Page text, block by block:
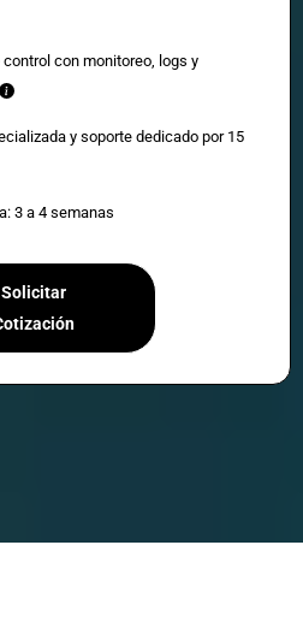
con monitoreo, logs y
y soporte dedicado por 15
3 a 4 semanas
Solicitar